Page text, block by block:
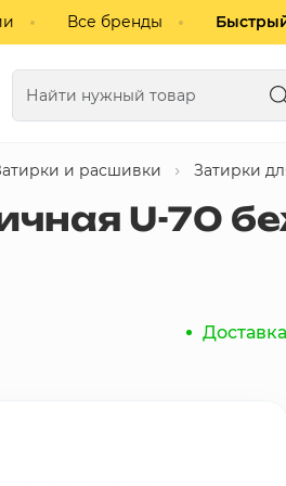
Все бренды
Газобетонные блоки
и расшивки Затирки
U-70